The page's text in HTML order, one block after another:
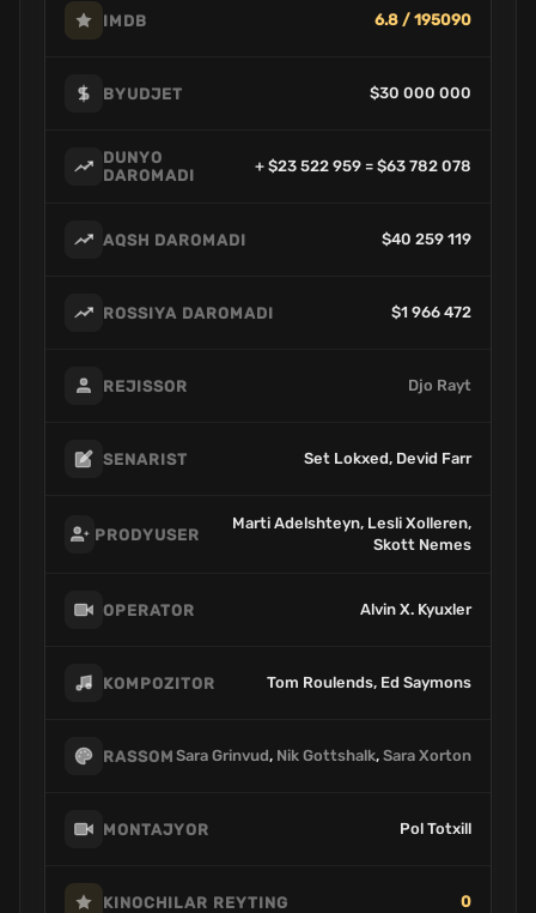
IMDB 6.8 / 195090
BYUDJET $30 000 000
DUNYO
DAROMADI
+ $23 522 959 = $63 782 078
AQSH DAROMADI $40 259 119
ROSSIYA DAROMADI $1 966 472
REJISSOR Djo Rayt
SENARIST Set Lokxed, Devid Farr
PRODYUSER
Marti Adelshteyn, Lesli Xolleren,
Skott Nemes
OPERATOR Alvin X. Kyuxler
KOMPOZITOR Tom Roulends, Ed Saymons
RASSOM Sara Grinvud, Nik Gottshalk, Sara Xorton
MONTAJYOR Pol Totxill
KINOCHILAR REYTING 0